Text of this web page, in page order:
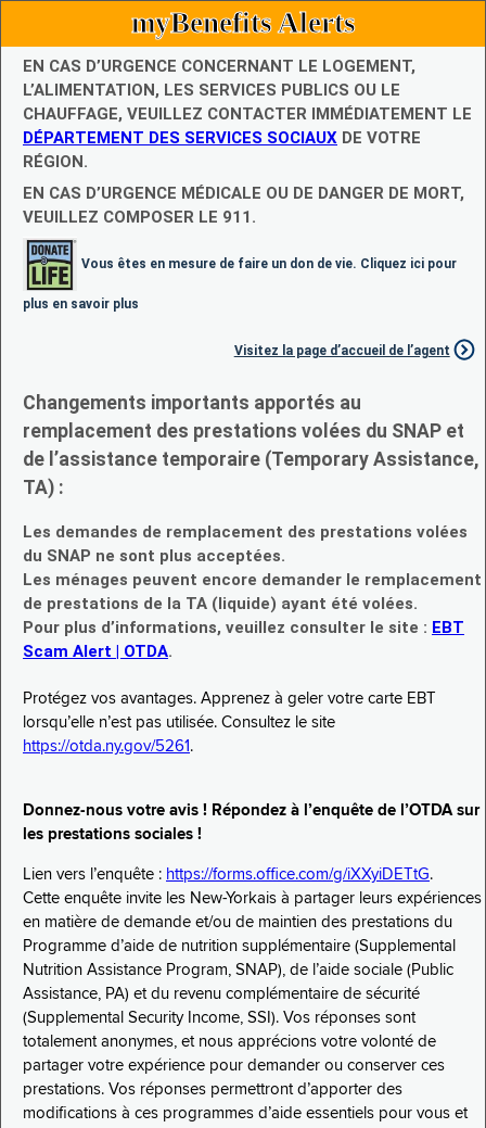
myBenefits Alerts
EN CAS D’URGENCE CONCERNANT LE LOGEMENT,
L’ALIMENTATION, LES SERVICES PUBLICS OU LE
CHAUFFAGE, VEUILLEZ CONTACTER IMMÉDIATEMENT LE
DÉPARTEMENT DES SERVICES SOCIAUX DE VOTRE
RÉGION.
EN CAS D’URGENCE MÉDICALE OU DE DANGER DE MORT,
VEUILLEZ COMPOSER LE 911.
Vous êtes en mesure de faire un don de vie. Cliquez ici pour
plus en savoir plus
Visitez la page d’accueil de l’agent
Changements importants apportés au
remplacement des prestations volées du SNAP et
de l’assistance temporaire (Temporary Assistance,
TA) :
Les demandes de remplacement des prestations volées
du SNAP ne sont plus acceptées.
Les ménages peuvent encore demander le remplacement
de prestations de la TA (liquide) ayant été volées.
Pour plus d’informations, veuillez consulter le site : EBT
Scam Alert | OTDA.
Protégez vos avantages. Apprenez à geler votre carte EBT
lorsqu’elle n’est pas utilisée. Consultez le site
https://otda.ny.gov/5261 .
Donnez-nous votre avis ! Répondez à l’enquête de l’OTDA sur
les prestations sociales !
Lien vers l’enquête : https://forms.office.com/g/iXXyiDETtG.
Cette enquête invite les New-Yorkais à partager leurs expériences
en matière de demande et/ou de maintien des prestations du
Programme d’aide de nutrition supplémentaire (Supplemental
Nutrition Assistance Program, SNAP), de l’aide sociale (Public
Assistance, PA) et du revenu complémentaire de sécurité
(Supplemental Security Income, SSI). Vos réponses sont
totalement anonymes, et nous apprécions votre volonté de
partager votre expérience pour demander ou conserver ces
prestations. Vos réponses permettront d’apporter des
modifications à ces programmes d’aide essentiels pour vous et